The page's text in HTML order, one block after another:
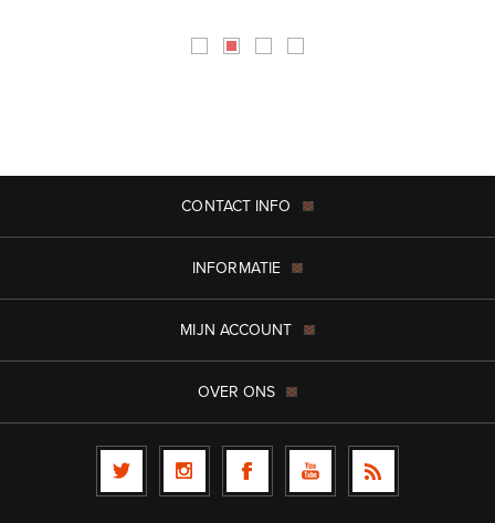
CONTACT INFO
INFORMATIE
MIJN ACCOUNT
OVER ONS